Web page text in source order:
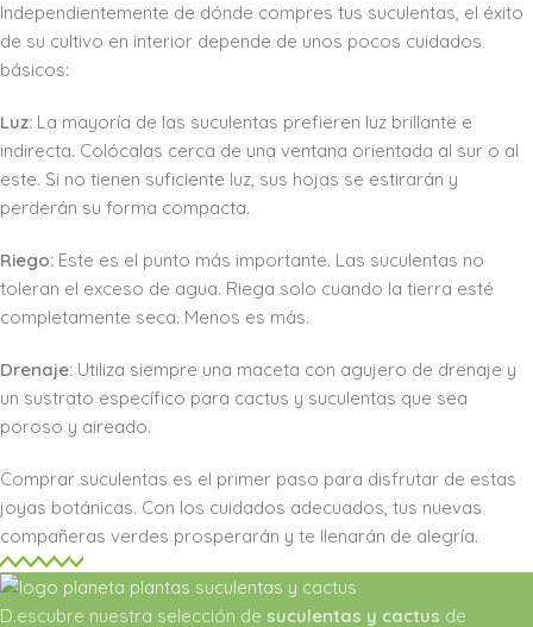
Independientemente de dónde compres tus suculentas, el éxito
de su cultivo en interior depende de unos pocos cuidados
básicos:
Luz: La mayoría de las suculentas prefieren luz brillante e
indirecta. Colócalas cerca de una ventana orientada al sur o al
este. Si no tienen suficiente luz, sus hojas se estirarán y
perderán su forma compacta.
Riego: Este es el punto más importante. Las suculentas no
toleran el exceso de agua. Riega solo cuando la tierra esté
completamente seca. Menos es más.
Drenaje: Utiliza siempre una maceta con agujero de drenaje y
un sustrato específico para cactus y suculentas que sea
poroso y aireado.
Comprar suculentas es el primer paso para disfrutar de estas
joyas botánicas. Con los cuidados adecuados, tus nuevas
compañeras verdes prosperarán y te llenarán de alegría.
D.escubre nuestra selección de suculentas y cactus de